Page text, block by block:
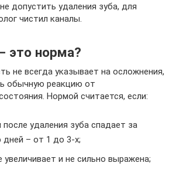
допустить удаления зуба, для
чистил каналы.
это норма?
не всегда указывает на осложнения,
обычную реакцию от
Нормой считается, если:
удаления зуба спадает за
дней – от 1 до 3-х;
увеличивает и не сильно выражена;